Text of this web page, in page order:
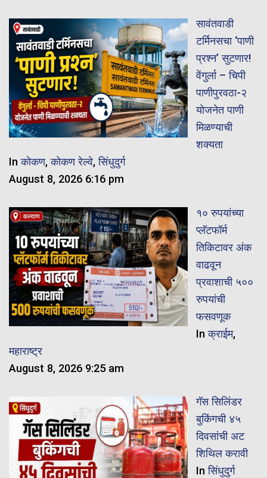
सावंतवाडी
टर्मिनसचा ‘पाणी
प्रश्न’ सुटणार!
वेंगुर्ला – चिपी
पाणीपुरवठा-२
योजनेत पाणी
मिळण्याची
शक्यता
Inकोकण,कोकण रेल्वे,सिंधुदुर्ग
August 8, 2026 6:16 pm
१० रुपयांच्या
प्लॅटफॉर्म
तिकिटावर अंक
वाढवून
प्रवाशाची ५००
रुपयांची
फसवणूक
Inक्राईम,
महाराष्ट्र
August 8, 2026 9:25 am
गॅस सिलिंडर
बुकिंगची ४५
दिवसांची अट
शिथिल करावी
Inसिंधुदुर्ग